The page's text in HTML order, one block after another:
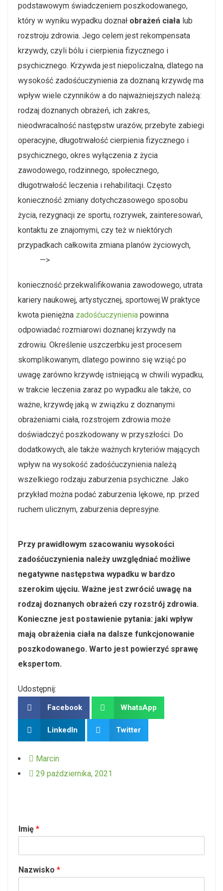
podstawowym świadczeniem poszkodowanego,
który w wyniku wypadku doznał obrażeń ciała lub
rozstroju zdrowia. Jego celem jest rekompensata
krzywdy, czyli bólu i cierpienia fizycznego i
psychicznego. Krzywda jest niepoliczalna, dlatego na
wysokość zadośćuczynienia za doznaną krzywdę ma
wpływ wiele czynników a do najważniejszych należą:
rodzaj doznanych obrażeń, ich zakres,
nieodwracalność następstw urazów, przebyte zabiegi
operacyjne, długotrwałość cierpienia fizycznego i
psychicznego, okres wyłączenia z życia
zawodowego, rodzinnego, społecznego,
długotrwałość leczenia i rehabilitacji. Często
konieczność zmiany dotychczasowego sposobu
życia, rezygnacji ze sportu, rozrywek, zainteresowań,
kontaktu ze znajomymi, czy też w niektórych
przypadkach całkowita zmiana planów życiowych,
—>
konieczność przekwalifikowania zawodowego, utrata
kariery naukowej, artystycznej, sportowej.W praktyce
kwota pieniężna zadośćuczynienia powinna
odpowiadać rozmiarowi doznanej krzywdy na
zdrowiu. Określenie uszczerbku jest procesem
skomplikowanym, dlatego powinno się wziąć po
uwagę zarówno krzywdę istniejącą w chwili wypadku,
w trakcie leczenia zaraz po wypadku ale także, co
ważne, krzywdę jaką w związku z doznanymi
obrażeniami ciała, rozstrojem zdrowia może
doświadczyć poszkodowany w przyszłości. Do
dodatkowych, ale także ważnych kryteriów mających
wpływ na wysokość zadośćuczynienia należą
wszelkiego rodzaju zaburzenia psychiczne. Jako
przykład można podać zaburzenia lękowe, np. przed
ruchem ulicznym, zaburzenia depresyjne.
Przy prawidłowym szacowaniu wysokości
zadośćuczynienia należy uwzględniać możliwe
negatywne następstwa wypadku w bardzo
szerokim ujęciu. Ważne jest zwrócić uwagę na
rodzaj doznanych obrażeń czy rozstrój zdrowia.
Konieczne jest postawienie pytania: jaki wpływ
mają obrażenia ciała na dalsze funkcjonowanie
poszkodowanego. Warto jest powierzyć sprawę
ekspertom.
Udostępnij:
Facebook WhatsApp
LinkedIn Twitter
Marcin
29 października, 2021
Imię *
Nazwisko *